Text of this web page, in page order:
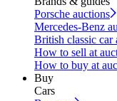
Porsche auctions
Mercedes-Benz
British classic car
How to sell at
How to buy at
Buy
Cars